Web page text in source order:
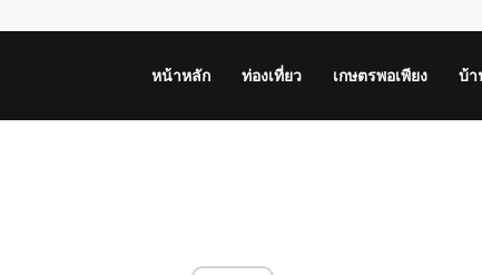
หน้าหลัก ท่องเที่ยว เกษตรพอเพียง บ้